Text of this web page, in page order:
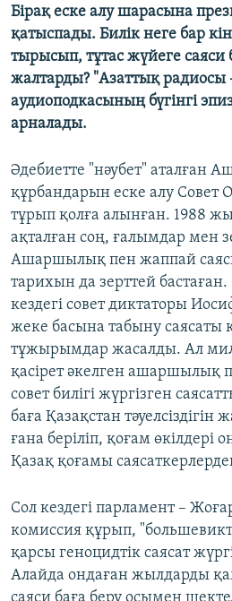
Бірақ еске алу шарасына
қатыспады. Билік неге бар
тырысып, тұтас жүйеге саяси
жалтарды? "Азаттық радиосы
аудиоподкасының бүгінгі
арналады.
Әдебиетте "нәубет" аталған
құрбандарын еске алу
тұрып қолға алынған. 1988
ақталған соң, ғалымдар мен
Ашаршылық пен жаппай
тарихын да зерттей
кездегі совет диктаторы
жеке басына табыну саясаты
тұжырымдар жасалды. Ал
қасірет әкелген ашаршылық
совет билігі жүргізген
баға Қазақстан
ғана беріліп, қоғам өкілдері
Қазақ қоғамы
Сол кездегі парламент –
комиссия құрып,
қарсы геноцидтік саясат
Алайда ондаған жылдарды